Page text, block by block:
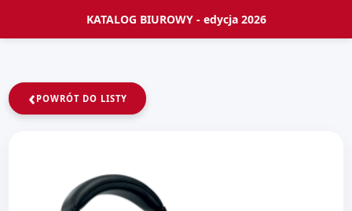
KATALOG BIUROWY - edycja 2026
‹ POWRÓT DO LISTY